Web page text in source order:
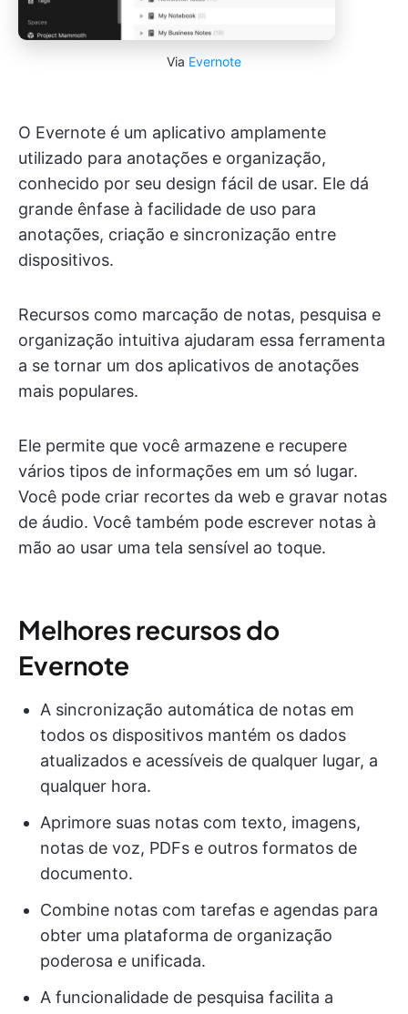
Via Evernote
O Evernote é um aplicativo amplamente
utilizado para anotações e organização,
conhecido por seu design fácil de usar. Ele dá
grande ênfase à facilidade de uso para
anotações, criação e sincronização entre
dispositivos.
Recursos como marcação de notas, pesquisa e
organização intuitiva ajudaram essa ferramenta
a se tornar um dos aplicativos de anotações
mais populares.
Ele permite que você armazene e recupere
vários tipos de informações em um só lugar.
Você pode criar recortes da web e gravar notas
de áudio. Você também pode escrever notas à
mão ao usar uma tela sensível ao toque.
Melhores recursos do
Evernote
A sincronização automática de notas em
todos os dispositivos mantém os dados
atualizados e acessíveis de qualquer lugar, a
qualquer hora.
Aprimore suas notas com texto, imagens,
notas de voz, PDFs e outros formatos de
documento.
Combine notas com tarefas e agendas para
obter uma plataforma de organização
poderosa e unificada.
A funcionalidade de pesquisa facilita a